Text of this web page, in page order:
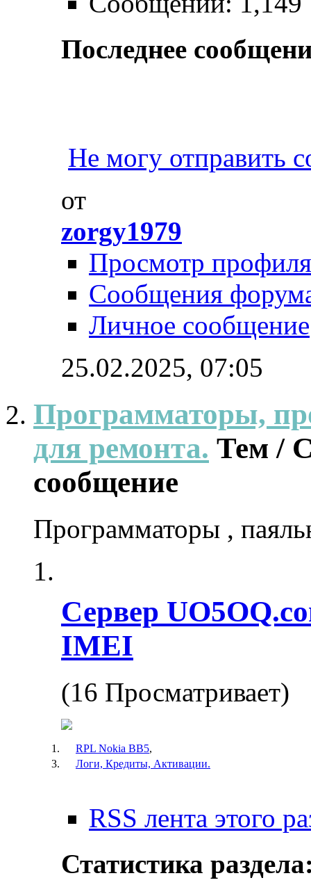
Последнее
Не могу отправить
от
zorgy1979
Просмотр профиля
Сообщения
Личное сообщение
25.02.2025, 07:05
Программаторы,
для ремонта. Тем /
сообщение
Программаторы ,
Сервер
IMEI
(16 Просматривает)
RPL Nokia BB5,
Логи, Кредиты, Активации.
RSS лента этого
Статистика